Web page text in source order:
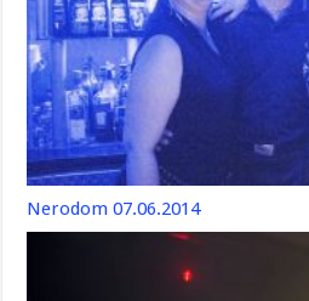
Nerodom 07.06.2014